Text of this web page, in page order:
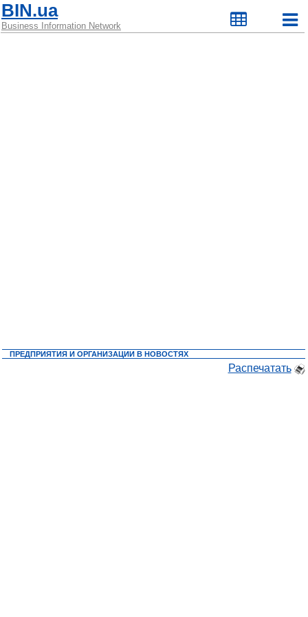
BIN.ua
Business Information Network
ПРЕДПРИЯТИЯ И ОРГАНИЗАЦИИ В НОВОСТЯХ
Распечатать